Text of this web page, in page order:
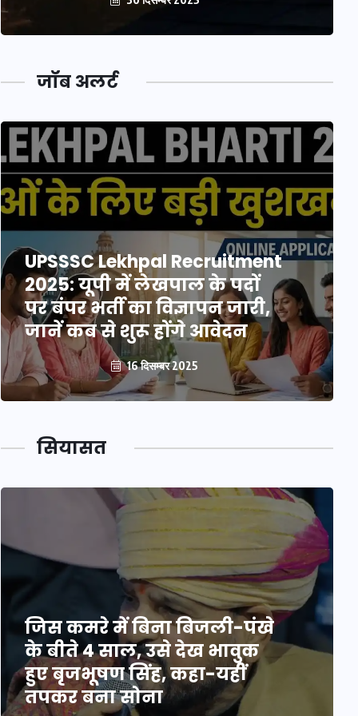
जॉब अलर्ट
UPSSSC Lekhpal Recruitment
2025: यूपी में लेखपाल के पदों
पर बंपर भर्ती का विज्ञापन जारी,
जानें कब से शुरू होंगे आवेदन
16 दिसम्बर 2025
सियासत
जिस कमरे में बिना बिजली-पंखे
के बीते 4 साल, उसे देख भावुक
हुए बृजभूषण सिंह, कहा-यहीं
तपकर बना सोना